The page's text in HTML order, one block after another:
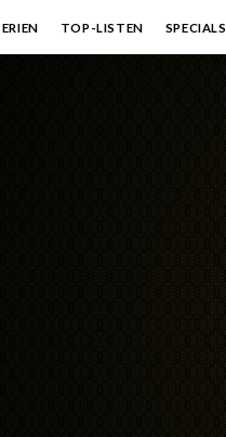
TOP-LISTEN SPECIALS